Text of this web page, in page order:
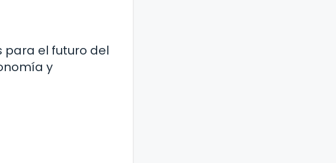
para el futuro del
y